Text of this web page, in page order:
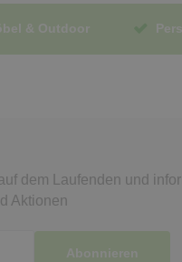
& Outdoor
dem Laufenden und
Aktionen
Abonnieren